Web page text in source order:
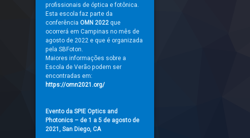
profissionais de óptica e fotônica.
Esta escola faz parte da
conferência OMN 2022 que
ocorrerá em Campinas no mês de
agosto de 2022 e que é organizada
pela SBFoton.
Maiores informações sobre a
Escola de Verão podem ser
encontradas em:
https://omn2021.org/
Evento da SPIE Optics and
Photonics – de 1 a 5 de agosto de
2021, San Diego, CA